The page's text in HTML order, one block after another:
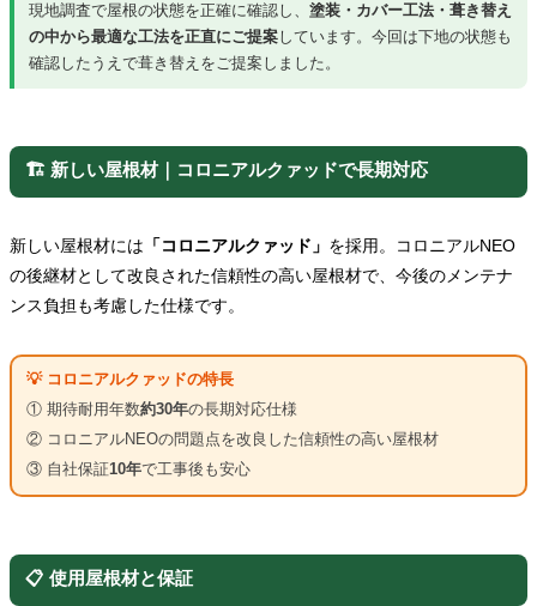
現地調査で屋根の状態を正確に確認し、 塗装・カバー工法・葺き替え
の中から最適な工法を正直にご提案しています。今回は下地の状態も
確認したうえで葺き替えをご提案しました。
🏗️ 新しい屋根材｜コロニアルクァッドで長期対応
新しい屋根材には 「コロニアルクァッド」 を採用。コロニアルNEO
の後継材として改良された信頼性の高い屋根材で、今後のメンテナ
ンス負担も考慮した仕様です。
💡 コロニアルクァッドの特長
① 期待耐用年数約30年の長期対応仕様
② コロニアルNEOの問題点を改良した信頼性の高い屋根材
③ 自社保証10年で工事後も安心
📋 使用屋根材と保証